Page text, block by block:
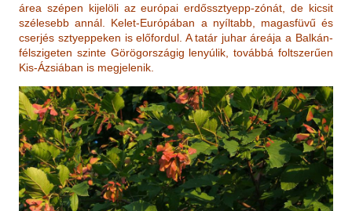
área szépen kijelöli az európai erdőssztyepp-zónát, de kicsit
szélesebb annál. Kelet-Európában a nyíltabb, magasfüvű és
cserjés sztyeppeken is előfordul. A tatár juhar áreája a Balkán-
félszigeten szinte Görögországig lenyúlik, továbbá foltszerűen
Kis-Ázsiában is megjelenik.